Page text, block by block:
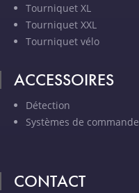
Tourniquet XL
Tourniquet XXL
Tourniquet vélo
ACCESSOIRES
Détection
Systèmes de commande
CONTACT